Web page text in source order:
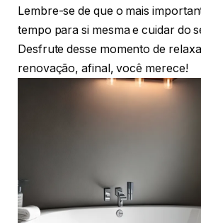
Lembre-se de que o mais
tempo para si mesma e cuidar do
Desfrute desse momento de
renovação, afinal, você merece!